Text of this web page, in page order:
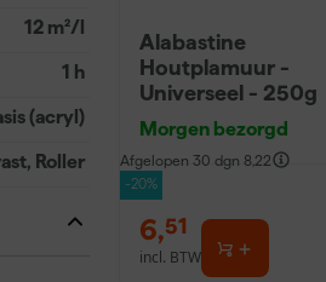
12 m²/l
1 h
(acryl)
Roller
Alabastine
Houtplamuur -
Universeel - 250g
Morgen bezorgd
Afgelopen 30 dgn 8,22
-20%
6,51
incl. BTW